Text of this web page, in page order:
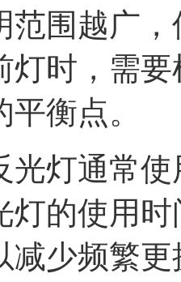
范围越广
灯时，需
衡点。
光灯通常
灯的使用
减少频繁